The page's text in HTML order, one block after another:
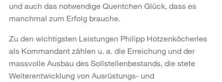
und auch das notwendige Quentchen Glück, dass es
manchmal zum Erfolg brauche.
Zu den wichtigsten Leistungen Philipp Hotzenköcherles
als Kommandant zählen u. a. die Erreichung und der
massvolle Ausbau des Sollstellenbestands, die stete
Weiterentwicklung von Ausrüstungs- und